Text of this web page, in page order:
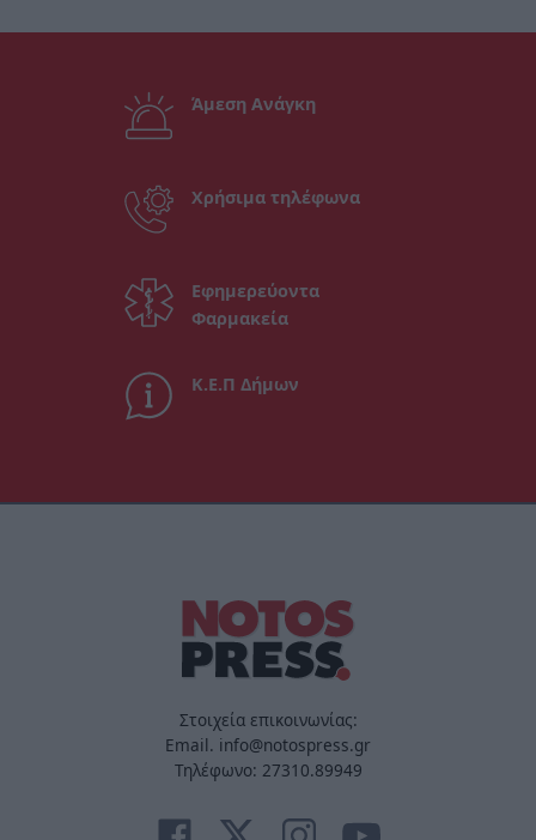
Άμεση Ανάγκη
Χρήσιμα τηλέφωνα
Εφημερεύοντα
Φαρμακεία
Κ.Ε.Π Δήμων
Στοιχεία επικοινωνίας:
Email. info@notospress.gr
Τηλέφωνο: 27310.89949